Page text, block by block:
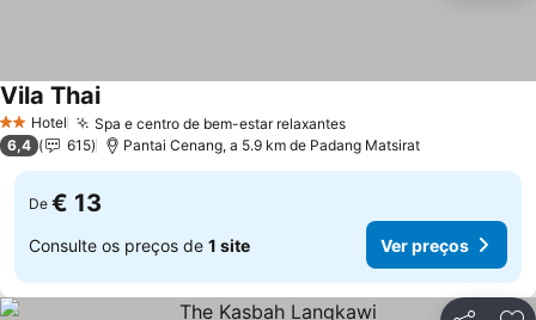
2 Estrelas
Hotel Spa e centro de bem-estar relaxantes
Vila Thai
6,4 615 Pantai Cenang, a 5.9 km de Padang Matsirat
De € 13
Consulte os preços de 1 site Ver preços